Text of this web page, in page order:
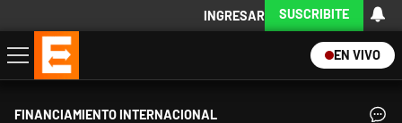
INGRESAR SUSCRIBITE
EN VIVO
Economía
Política
Internacional
Actualidad
Descargá la App
FINANCIAMIENTO INTERNACIONAL